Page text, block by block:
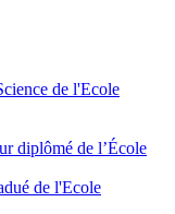
de l'Ecole
diplômé de l’École
de l'Ecole